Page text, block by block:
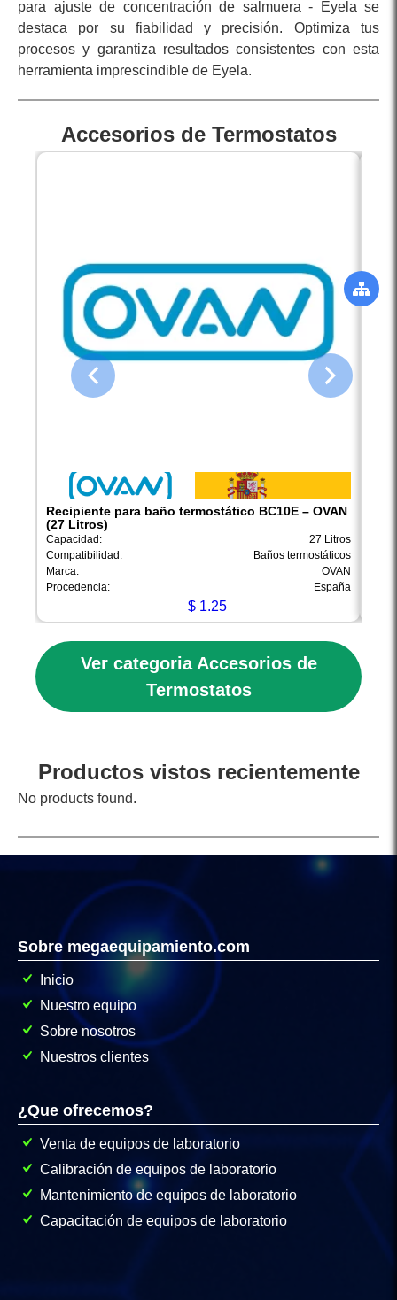
para ajuste de concentración de salmuera - Eyela se
destaca por su fiabilidad y precisión. Optimiza tus
procesos y garantiza resultados consistentes con esta
herramienta imprescindible de Eyela.
Accesorios de Termostatos
Recipiente para baño termostático BC10E – OVAN
(27 Litros)
Capacidad:
27 Litros
Compatibilidad:
Baños termostáticos
Marca:
OVAN
Procedencia:
España
$ 1.25
Ver categoria Accesorios de
Termostatos
Productos vistos recientemente
No products found.
Sobre megaequipamiento.com
Inicio
Nuestro equipo
Sobre nosotros
Nuestros clientes
¿Que ofrecemos?
Venta de equipos de laboratorio
Calibración de equipos de laboratorio
Mantenimiento de equipos de laboratorio
Capacitación de equipos de laboratorio